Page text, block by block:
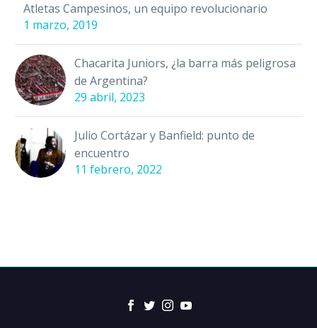
Atletas Campesinos, un equipo revolucionario
1 marzo, 2019
Chacarita Juniors, ¿la barra más peligrosa
de Argentina?
29 abril, 2023
Julio Cortázar y Banfield: punto de
encuentro
11 febrero, 2022